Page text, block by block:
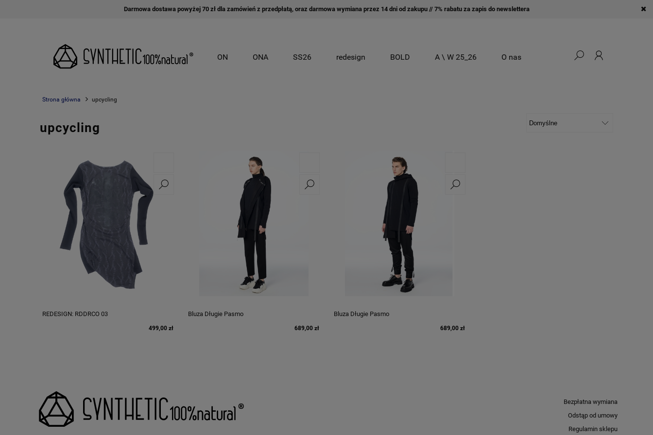
Darmowa dostawa powyżej 70 zł dla zamówień z przedpłatą, oraz darmowa wymiana przez 14 dni od zakupu // 7% rabatu za zapis do newslettera
ON ONA SS26 redesign BOLD A \ W 25_26 O nas
Strona główna upcycling
upcycling
REDESIGN: RDDRCO 03
499,00 zł
Bluza Długie Pasmo
689,00 zł
Bluza Długie Pasmo
689,00 zł
Bezpłatna wymiana
Odstąp od umowy
Regulamin sklepu